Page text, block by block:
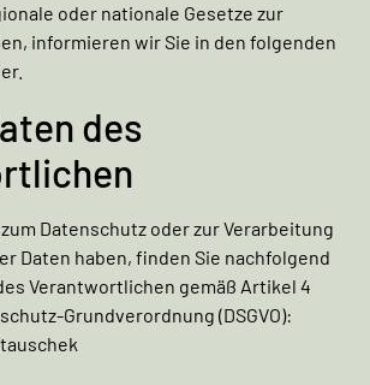
oder nationale Gesetze zur
informieren wir Sie in den folgenden
des
Datenschutz oder zur Verarbeitung
Daten haben, finden Sie nachfolgend
Verantwortlichen gemäß Artikel 4
Grundverordnung (DSGVO):